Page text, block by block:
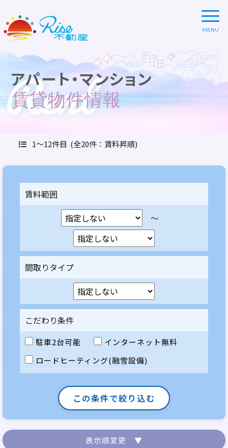
アパート・マンション
賃貸物件情報
Rent
1～12件目 (全20件：賃料昇順)
賃料範囲
～
間取りタイプ
こだわり条件
駐車2台可能
インターネット無料
ロードヒーティング(融雪設備)
この条件で絞り込む
表示順変更 ▼